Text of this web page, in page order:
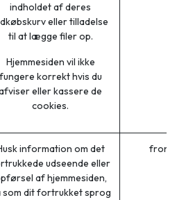
indholdet af deres
eller tilladelse
til at lægge filer op.
Hjemmesiden vil ikke
fungere korrekt hvis du
eller kassere de
cookies.
information om det
udseende eller
af hjemmesiden,
som dit fortrukket sprog